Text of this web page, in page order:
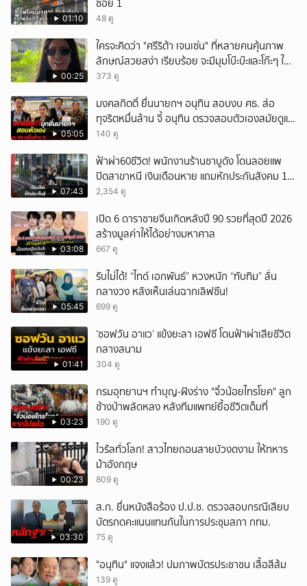
01:10
ซอย 1
48 ดู
00:25
ใครจะคิดว่า "ศรีริต้า เจนเซ่น" ที่หลายคนคุ้นภาพ
ลักษณ์สวยสง่า เรียบร้อย จะมีมุมโบ๊ะบ๊ะและโก๊ะๆ ให้
ได้อมยิ้มเหมือนกัน งานนี้ทำเอาแฟนๆ ทั้งเอ็นดูทั้ง
373 ดู
05:05
มงคลกิตติ์ ยื่นนายกฯ อนุทิน สอบงบ ศธ. ส่อ
ทุจริตหมื่นล้าน จี้ อนุทิน ตรวจสอบตัวเองสมัยดูแล
ศธ.
140 ดู
07:43
ฟ้าผ่า60ชีวิต! พนักงานร้านชาบูดัง โดนลอยแพ
ปิดสาขาหนี เงินเดือนหาย แถมหักประกันสังคม 11
เดือนแต่ไม่ส่ง?
2,354 ดู
03:08
เปิด 6 ดาราชายจีนเกิดหลังปี 90 รวยที่สุดปี 2026
สร้างมูลค่าให้ได้อย่างมหาศาล
667 ดู
05:45
รับไม่ได้! “ไทด์ เอกพันธ์” หวงหนัก “ทับทิม” ลั่น
กลางวง หลังเห็นเล่นฉากเลิฟซีน!
699 ดู
01:41
‘ซอฟวัน อาแว’ แข้งยะลา เอฟซี โดนฟ้าผ่าเสียชีวิต
กลางสนาม
304 ดู
03:23
กรมอุทยานฯ ทำบุญ-ฝังร่าง "จิ๋วน้อยไทรโยค" ลูก
ช้างป่าพลัดหลง หลังทีมแพทย์ยื้อชีวิตเต็มที่
190 ดู
00:23
ไวรัลทั่วโลก! สาวไทยถอนสายบัวงดงาม ให้ทหาร
ม้าอังกฤษ
809 ดู
03:30
ส.ก. ยื่นหนังสือร้อง ป.ป.ช. ตรวจสอบกรณีเสียบ
บัตรกดคะแนนแทนกันในการประชุมสภา กทม.
75 ดู
"อนุทิน" แจงแล้ว! ปมภาพบัตรประชาชน เสื้อสีส้ม
139 ดู